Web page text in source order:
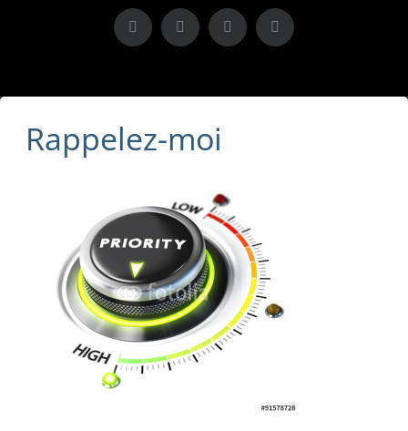
X LinkedInInstagramFacebook
Rappelez-moi